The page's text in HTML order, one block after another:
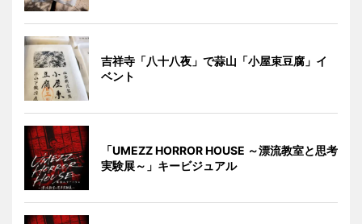
吉祥寺「八十八夜」で蒜山「小屋束豆腐」イ
ベント
「UMEZZ HORROR HOUSE ～漂流教室と思考
実験展～」キービジュアル